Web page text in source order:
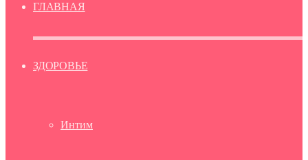
ГЛАВНАЯ
ЗДОРОВЬЕ
Интим